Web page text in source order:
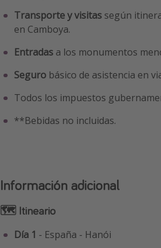
Transporte y visitas según
en Camboya.
Entradas a los monumentos
Seguro básico de asistencia en
Todos los impuestos
**Bebidas no incluidas.
Información adicional
🗺 Itineario
Día 1 - España - Hanói